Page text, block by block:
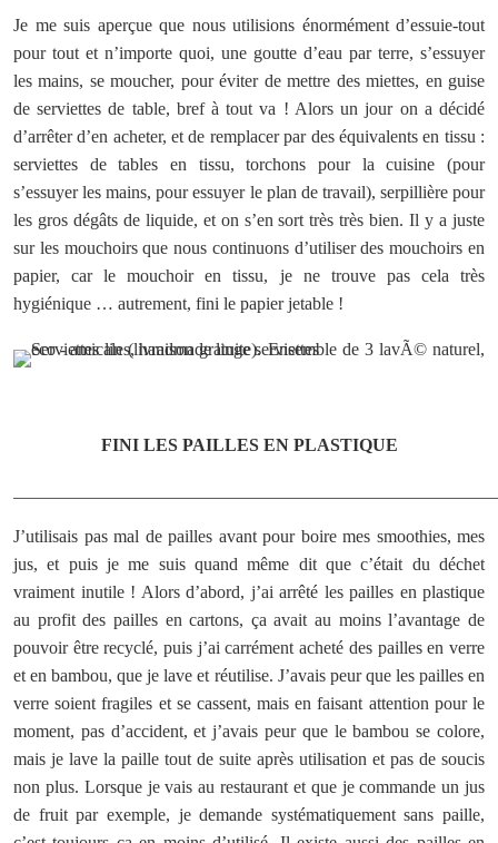
Je me suis aperçue que nous utilisions énormément d’essuie-tout
pour tout et n’importe quoi, une goutte d’eau par terre, s’essuyer
les mains, se moucher, pour éviter de mettre des miettes, en guise
de serviettes de table, bref à tout va ! Alors un jour on a décidé
d’arrêter d’en acheter, et de remplacer par des équivalents en tissu :
serviettes de tables en tissu, torchons pour la cuisine (pour
s’essuyer les mains, pour essuyer le plan de travail), serpillière pour
les gros dégâts de liquide, et on s’en sort très très bien. Il y a juste
sur les mouchoirs que nous continuons d’utiliser des mouchoirs en
papier, car le mouchoir en tissu, je ne trouve pas cela très
hygiénique … autrement, fini le papier jetable !
FINI LES PAILLES EN PLASTIQUE
J’utilisais pas mal de pailles avant pour boire mes smoothies, mes
jus, et puis je me suis quand même dit que c’était du déchet
vraiment inutile ! Alors d’abord, j’ai arrêté les pailles en plastique
au profit des pailles en cartons, ça avait au moins l’avantage de
pouvoir être recyclé, puis j’ai carrément acheté des pailles en verre
et en bambou, que je lave et réutilise. J’avais peur que les pailles en
verre soient fragiles et se cassent, mais en faisant attention pour le
moment, pas d’accident, et j’avais peur que le bambou se colore,
mais je lave la paille tout de suite après utilisation et pas de soucis
non plus. Lorsque je vais au restaurant et que je commande un jus
de fruit par exemple, je demande systématiquement sans paille,